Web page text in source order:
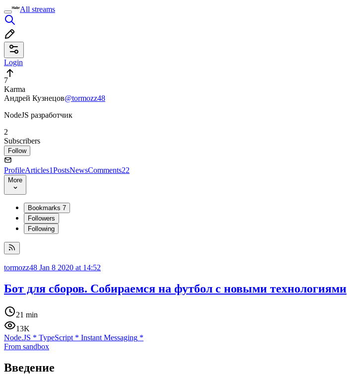
All streams
Login
7
Karma
Андрей Кузнецов@tormozz48
NodeJS разработчик
2
Subscribers
Follow
ProfileArticles1PostsNewsComments22
More
Bookmarks 7
Followers
Following
tormozz48 Jan 8 2020 at 14:52
Бот для сборов. Собираемся на футбол с новыми технологиями
21 min
13K
Node.JS * TypeScript * Instant Messaging *
From sandbox
Введение